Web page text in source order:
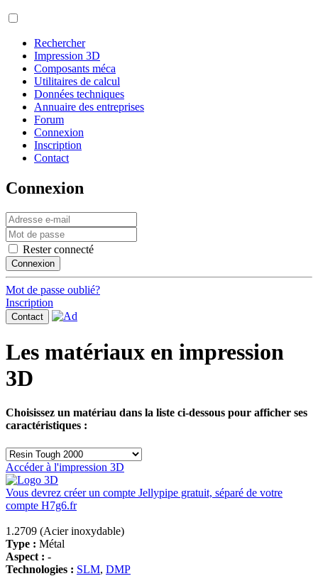
Rechercher
Impression 3D
Composants méca
Utilitaires de calcul
Données techniques
Annuaire des entreprises
Forum
Connexion
Inscription
Contact
Connexion
Rester connecté
Connexion
Mot de passe oublié?
Inscription
Contact
Les matériaux en impression
3D
Choisissez un matériau dans la liste ci-dessous pour afficher ses
caractéristiques :
Accéder à l'impression 3D
Vous devrez créer un compte Jellypipe gratuit, séparé de votre
compte H7g6.fr
1.2709 (Acier inoxydable)
Type : Métal
Aspect : -
Technologies : SLM, DMP